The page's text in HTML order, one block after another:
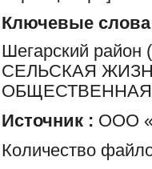
Ключевые слова
Шегарский
СЕЛЬСКАЯ
Источник : ООО
Количество